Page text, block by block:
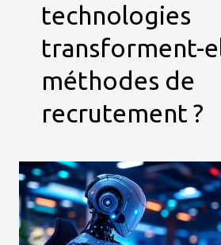
technologies
transforment-
méthodes de
recrutement ?